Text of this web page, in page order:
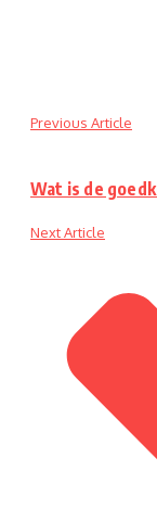
Previous Article
Wat is de
Next Article